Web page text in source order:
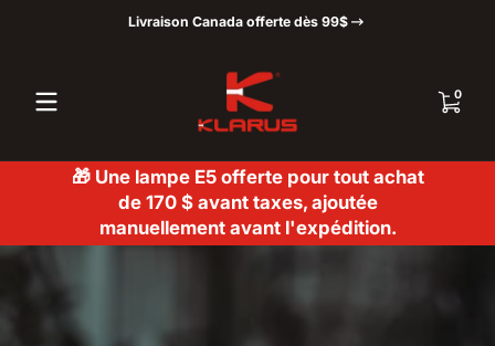
Passer au contenuLivraison Canada offerte dès 99$
00
🎁 Une lampe E5 offerte pour tout achat
de 170 $ avant taxes, ajoutée
manuellement avant l'expédition.